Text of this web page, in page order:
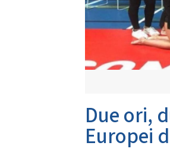
CARTE FEDERALI E REGOLAMENTI
Documenti Federali
Regolamento dell'attività
Bandi di Gara
Bilanci
CONVENZIONI
Due ori,
Europei